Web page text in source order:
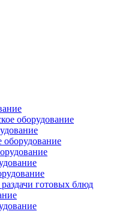
оборудование
оборудование
готовых блюд